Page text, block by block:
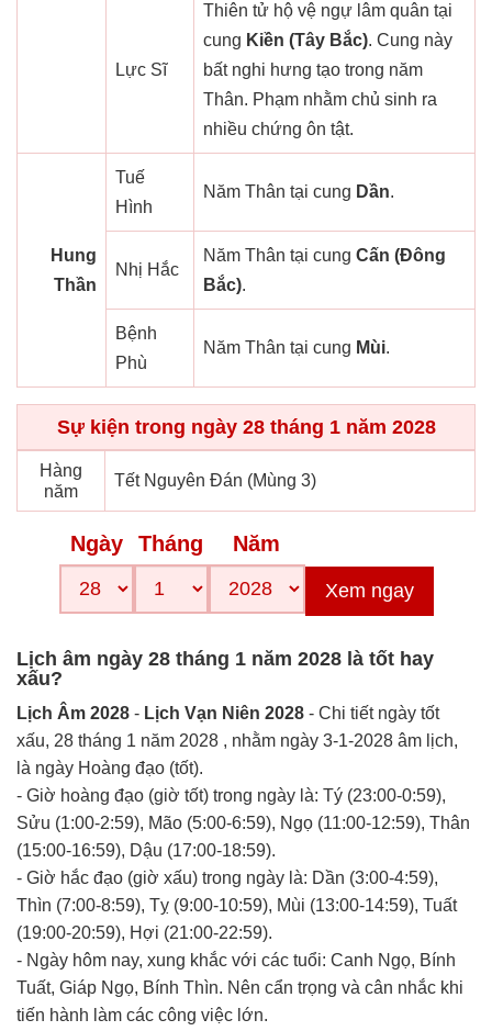
Lực Sĩ
Thiên tử hộ vệ ngự lâm quân tại
cung Kiền (Tây Bắc). Cung này
bất nghi hưng tạo trong năm
Thân. Phạm nhằm chủ sinh ra
nhiều chứng ôn tật.
Hung
Thần
Tuế
Hình
Năm Thân tại cung Dần.
Nhị Hắc
Năm Thân tại cung Cấn (Đông
Bắc).
Bệnh
Phù
Năm Thân tại cung Mùi.
Sự kiện trong ngày 28 tháng 1 năm 2028
Hàng
năm
Tết Nguyên Đán (Mùng 3)
Ngày Tháng Năm
Xem ngay
Lịch âm ngày 28 tháng 1 năm 2028 là tốt hay
xấu?
Lịch Âm 2028 - Lịch Vạn Niên 2028 - Chi tiết ngày tốt
xấu, 28 tháng 1 năm 2028 , nhằm ngày 3-1-2028 âm lịch,
là ngày Hoàng đạo (tốt).
- Giờ hoàng đạo (giờ tốt) trong ngày là: Tý (23:00-0:59),
Sửu (1:00-2:59), Mão (5:00-6:59), Ngọ (11:00-12:59), Thân
(15:00-16:59), Dậu (17:00-18:59).
- Giờ hắc đạo (giờ xấu) trong ngày là: Dần (3:00-4:59),
Thìn (7:00-8:59), Tỵ (9:00-10:59), Mùi (13:00-14:59), Tuất
(19:00-20:59), Hợi (21:00-22:59).
- Ngày hôm nay, xung khắc với các tuổi: Canh Ngọ, Bính
Tuất, Giáp Ngọ, Bính Thìn. Nên cẩn trọng và cân nhắc khi
tiến hành làm các công việc lớn.